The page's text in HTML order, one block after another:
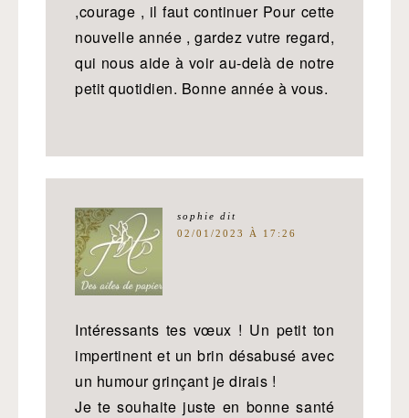
,courage , il faut continuer Pour cette
nouvelle année , gardez vutre regard,
qui nous aide à voir au-delà de notre
petit quotidien. Bonne année à vous.
sophie dit
02/01/2023 À 17:26
Intéressants tes vœux ! Un petit ton
impertinent et un brin désabusé avec
un humour grinçant je dirais !
Je te souhaite juste en bonne santé